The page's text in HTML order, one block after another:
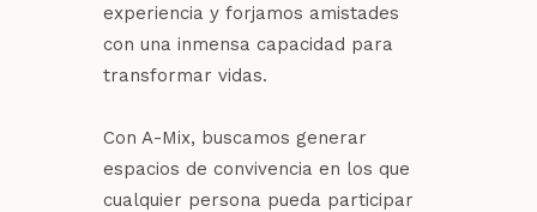
experiencia y forjamos amistades
con una inmensa capacidad para
transformar vidas.
Con A-Mix, buscamos generar
espacios de convivencia en los que
cualquier persona pueda participar